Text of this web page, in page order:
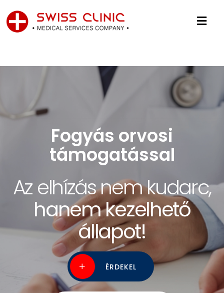
Fogyás orvosi
támogatással
Az elhízás nem kudarc,
hanem kezelhető
állapot!
ÉRDEKEL
Foglaljon online, pár
perc alatt
15% kedvezmény
legtöbb vizsgálatunkra
ha webshopon foglal
ÉRDEKEL
Iratkozzon fel
hírlevelünkre
20%-os kuponért
cserébe
KAPCSOLAT
Vállalatoknak
Gondoskodjon
egészségbiztosításunkk
alkollégáiról!
ÉRDEKEL RÉSZLETEK